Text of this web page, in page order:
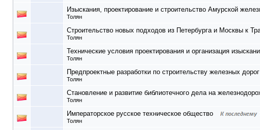
Изыскания, проектирование и строительство Амурской
Толян
Строительство новых подходов из Петербурга и Москвы к
Толян
Технические условия проектирования и организация
Толян
Предпроектные разработки по строительству железных
Толян
Становление и развитие библиотечного дела на
Толян
Императорское русское техническое общество
Толян